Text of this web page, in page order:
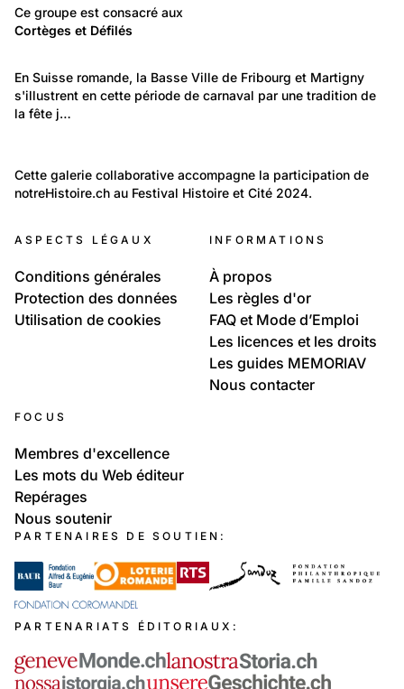
Temps libre et culture: Tradition et religion
Cortèges et Défilés
Ce groupe est consacré aux
Cortèges et Défilés
Temps libre et culture: Tradition et religion
Le temps d'un carnaval
En Suisse romande, la Basse Ville de Fribourg et Martigny
s'illustrent en cette période de carnaval par une tradition de
la fête j…
NYON
Politique et Société: Evénements
La rue, témoin de nos passions
Cette galerie collaborative accompagne la participation de
notreHistoire.ch au Festival Histoire et Cité 2024.
ASPECTS LÉGAUX
Conditions générales
Protection des données
Utilisation de cookies
INFORMATIONS
À propos
Les règles d'or
FAQ et Mode d’Emploi
Les licences et les droits
Les guides MEMORIAV
Nous contacter
FOCUS
Membres d'excellence
Les mots du Web éditeur
Repérages
Nous soutenir
PARTENAIRES DE SOUTIEN:
PARTENARIATS ÉDITORIAUX: